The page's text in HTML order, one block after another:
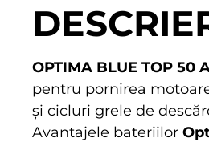
OPTIMA BLUE TOP 50
pentru pornirea
și cicluri grele de
Avantajele bateriilor